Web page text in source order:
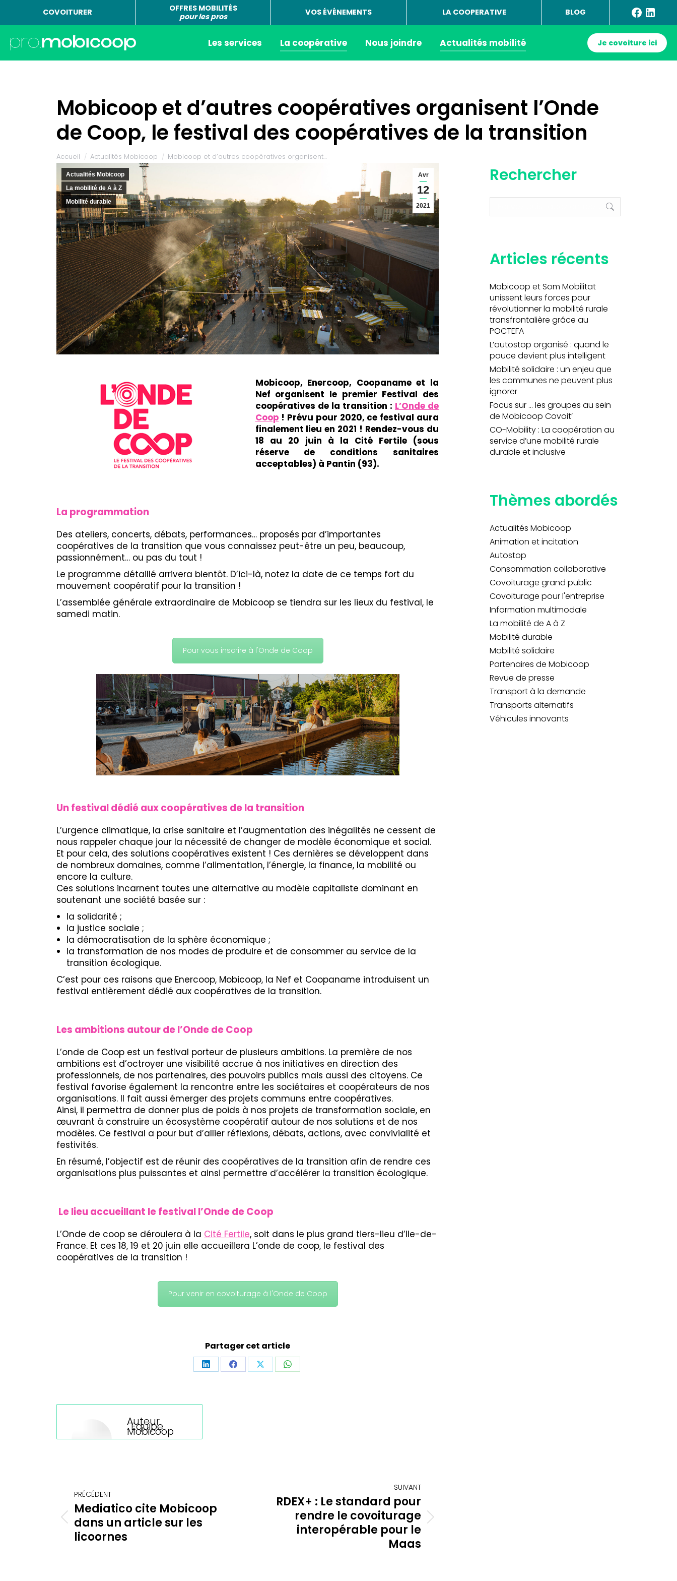
COVOITURER
OFFRES MOBILITÉS
pour les pros
VOS ÉVÉNEMENTS LA COOPERATIVE BLOG
Les services La coopérative Nous joindre Actualités mobilité Je covoiture ici
Mobicoop et d’autres coopératives organisent l’Onde
de Coop, le festival des coopératives de la transition
Vous êtes ici :
Accueil Actualités Mobicoop Mobicoop et d’autres coopératives organisent…
Avr
12
2021
Actualités Mobicoop
La mobilité de A à Z
Mobilité durable
Mobicoop, Enercoop, Coopaname et la
Nef organisent le premier Festival des
coopératives de la transition : L’Onde de
Coop ! Prévu pour 2020, ce festival aura
finalement lieu en 2021 ! Rendez-vous du
18 au 20 juin à la Cité Fertile (sous
réserve de conditions sanitaires
acceptables) à Pantin (93).
La programmation
Des ateliers, concerts, débats, performances… proposés par d’importantes
coopératives de la transition que vous connaissez peut-être un peu, beaucoup,
passionnément… ou pas du tout !
Le programme détaillé arrivera bientôt. D’ici-là, notez la date de ce temps fort du
mouvement coopératif pour la transition !
L’assemblée générale extraordinaire de Mobicoop se tiendra sur les lieux du festival, le
samedi matin.
Pour vous inscrire à l'Onde de Coop
Un festival dédié aux coopératives de la transition
L’urgence climatique, la crise sanitaire et l’augmentation des inégalités ne cessent de
nous rappeler chaque jour la nécessité de changer de modèle économique et social.
Et pour cela, des solutions coopératives existent ! Ces dernières se développent dans
de nombreux domaines, comme l’alimentation, l’énergie, la finance, la mobilité ou
encore la culture.
Ces solutions incarnent toutes une alternative au modèle capitaliste dominant en
soutenant une société basée sur :
la solidarité ;
la justice sociale ;
la démocratisation de la sphère économique ;
la transformation de nos modes de produire et de consommer au service de la
transition écologique.
C’est pour ces raisons que Enercoop, Mobicoop, la Nef et Coopaname introduisent un
festival entièrement dédié aux coopératives de la transition.
Les ambitions autour de l’Onde de Coop
L’onde de Coop est un festival porteur de plusieurs ambitions. La première de nos
ambitions est d’octroyer une visibilité accrue à nos initiatives en direction des
professionnels, de nos partenaires, des pouvoirs publics mais aussi des citoyens. Ce
festival favorise également la rencontre entre les sociétaires et coopérateurs de nos
organisations. Il fait aussi émerger des projets communs entre coopératives.
Ainsi, il permettra de donner plus de poids à nos projets de transformation sociale, en
œuvrant à construire un écosystème coopératif autour de nos solutions et de nos
modèles. Ce festival a pour but d’allier réflexions, débats, actions, avec convivialité et
festivités.
En résumé, l’objectif est de réunir des coopératives de la transition afin de rendre ces
organisations plus puissantes et ainsi permettre d’accélérer la transition écologique.
Le lieu accueillant le festival l’Onde de Coop
L’Onde de coop se déroulera à la Cité Fertile, soit dans le plus grand tiers-lieu d’Ile-de-
France. Et ces 18, 19 et 20 juin elle accueillera L’onde de coop, le festival des
coopératives de la transition !
Pour venir en covoiturage à l'Onde de Coop
Partager cet article
PartagerPartagerPartagerPartager
Auteur
:Equipe
Mobicoop
article
PRÉCÉDENT
Article
précédent
Mediatico cite Mobicoop
dans un article sur les
licoornes
SUIVANT
RDEX+ : Le standard pour
rendre le covoiturage
interopérable pour le
Maas
Rechercher
:
Articles récents
Mobicoop et Som Mobilitat
unissent leurs forces pour
révolutionner la mobilité rurale
transfrontalière grâce au
POCTEFA
L’autostop organisé : quand le
pouce devient plus intelligent
Mobilité solidaire : un enjeu que
les communes ne peuvent plus
ignorer
Focus sur … les groupes au sein
de Mobicoop Covoit’
CO-Mobility : La coopération au
service d’une mobilité rurale
durable et inclusive
Thèmes abordés
Actualités Mobicoop
Animation et incitation
Autostop
Consommation collaborative
Covoiturage grand public
Covoiturage pour l'entreprise
Information multimodale
La mobilité de A à Z
Mobilité durable
Mobilité solidaire
Partenaires de Mobicoop
Revue de presse
Transport à la demande
Transports alternatifs
Véhicules innovants